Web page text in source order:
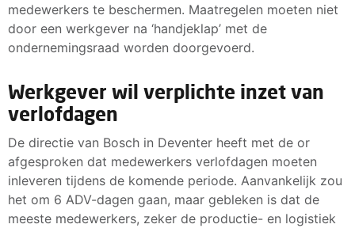
medewerkers te beschermen. Maatregelen moeten niet
door een werkgever na ‘handjeklap’ met de
ondernemingsraad worden doorgevoerd.
Werkgever wil verplichte inzet van
verlofdagen
De directie van Bosch in Deventer heeft met de or
afgesproken dat medewerkers verlofdagen moeten
inleveren tijdens de komende periode. Aanvankelijk zou
het om 6 ADV-dagen gaan, maar gebleken is dat de
meeste medewerkers, zeker de productie- en logistiek